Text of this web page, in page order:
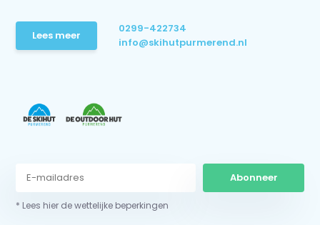
Lees meer
0299-422734
info@skihutpurmerend.nl
Abonneer
* Lees hier de wettelijke beperkingen